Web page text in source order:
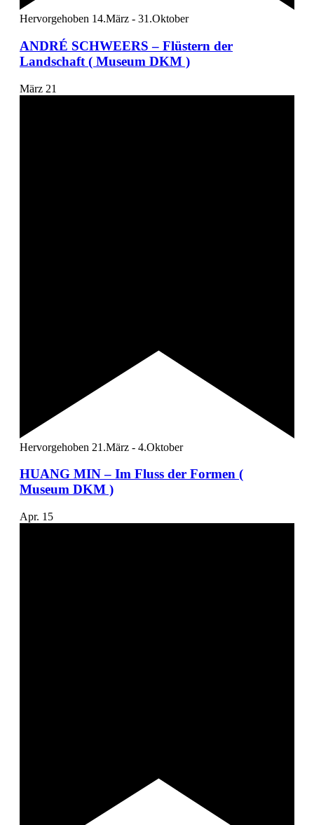
Hervorgehoben 14.März - 31.Oktober
ANDRÉ SCHWEERS – Flüstern der
Landschaft ( Museum DKM )
März 21
Hervorgehoben 21.März - 4.Oktober
HUANG MIN – Im Fluss der Formen (
Museum DKM )
Apr. 15